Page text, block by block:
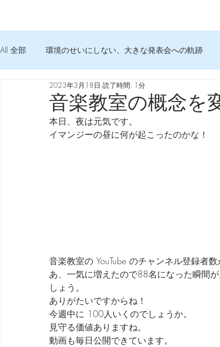
All 全部 環境のせいにしない、大きな発表会への軌跡
弦交換の記録 DTM 始める 知っておきたいコト
Imanjy Studio 使われているモノ 食べんじーの美味
音楽教室の概念を
2023年3月18日 読了時間: 1分
本日、夜は元気です。
イマンジーの昼に何が起こったのかな！
音楽教室の YouTube のチャンネル登録者
あ、一気に増えたので88名になった瞬間
しょう。
ありがたいですからね！
今週中に 100人いくのでしょうか。
見守る価値ありますね。
動画も毎日公開できています。